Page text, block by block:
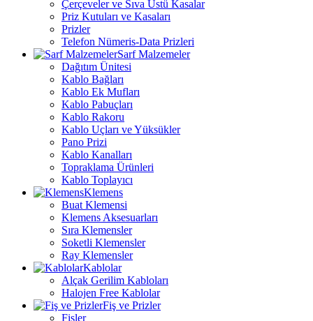
Çerçeveler ve Sıva Üstü Kasalar
Priz Kutuları ve Kasaları
Prizler
Telefon Nümeris-Data Prizleri
Sarf Malzemeler
Dağıtım Ünitesi
Kablo Bağları
Kablo Ek Mufları
Kablo Pabuçları
Kablo Rakoru
Kablo Uçları ve Yüksükler
Pano Prizi
Kablo Kanalları
Topraklama Ürünleri
Kablo Toplayıcı
Klemens
Buat Klemensi
Klemens Aksesuarları
Sıra Klemensler
Soketli Klemensler
Ray Klemensler
Kablolar
Alçak Gerilim Kabloları
Halojen Free Kablolar
Fiş ve Prizler
Fişler